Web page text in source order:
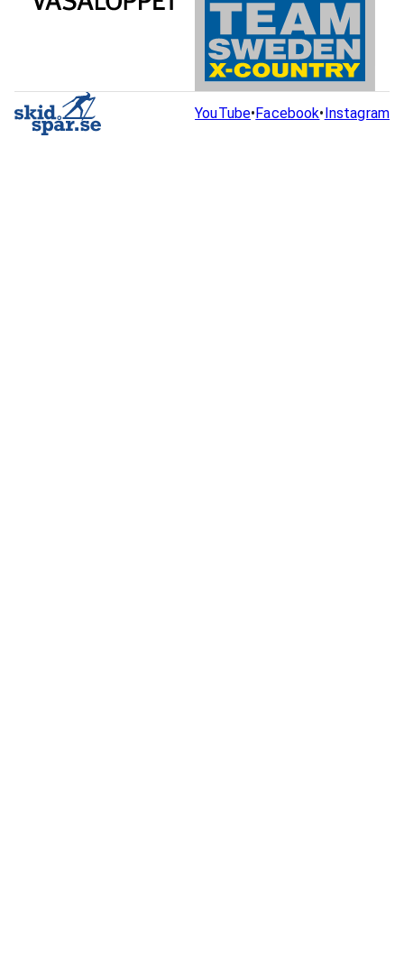
YouTube•Facebook•Instagram